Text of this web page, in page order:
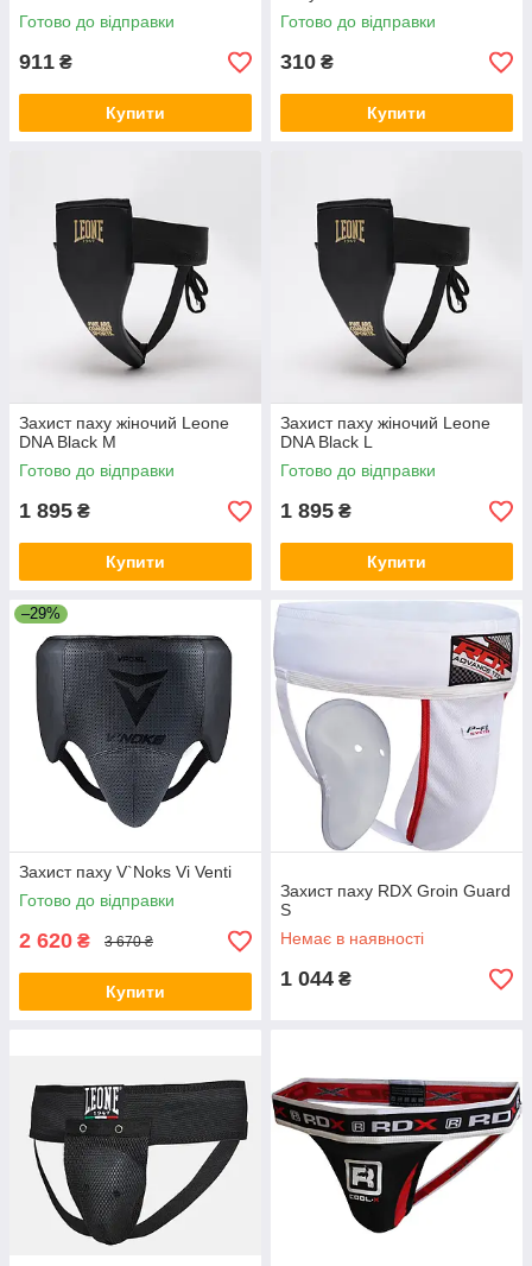
Готово до відправки
911 ₴
Купити
Готово до відправки
310 ₴
Купити
Захист паху жіночий Leone
DNA Black M
Готово до відправки
1 895 ₴
Купити
Захист паху жіночий Leone
DNA Black L
Готово до відправки
1 895 ₴
Купити
–29%
Захист паху V`Noks Vi Venti
Готово до відправки
2 620 ₴ 3 670 ₴
Купити
Захист паху RDX Groin Guard
S
Немає в наявності
1 044 ₴